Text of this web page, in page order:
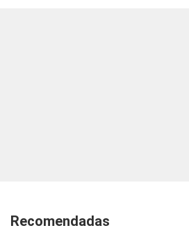
Recomendadas